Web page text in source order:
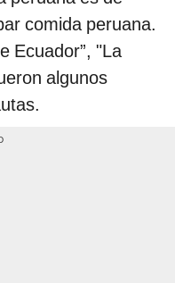
comida peruana.
Ecuador”, "La
algunos